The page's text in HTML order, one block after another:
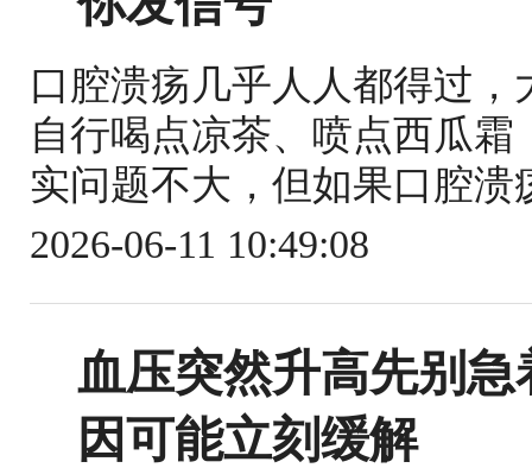
口腔溃疡几乎人人都得过
自行喝点凉茶、喷点西瓜
实问题不大，但如果口腔
2026-06-11 10:49:08
血压突然升高先别
因可能立刻缓解